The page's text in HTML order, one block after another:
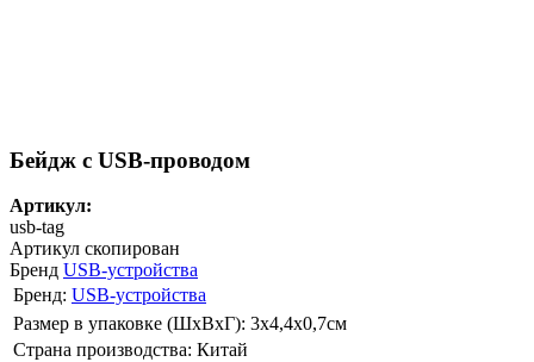
Бейдж с USB-проводом
Артикул:
usb-tag
Артикул скопирован
Бренд USB-устройства
Бренд: USB-устройства
Размер в упаковке (ШхВxГ): 3х4,4х0,7cм
Страна производства: Китай